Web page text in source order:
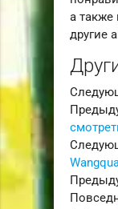
а также
другие